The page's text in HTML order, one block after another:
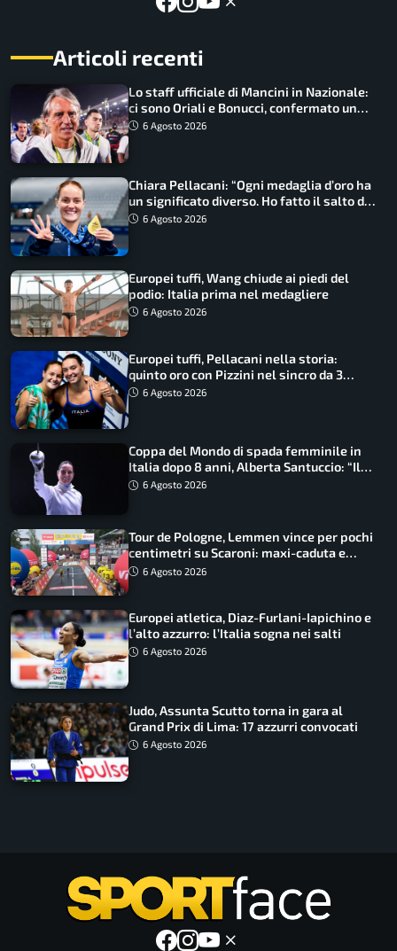
Articoli recenti
Lo staff ufficiale di Mancini in Nazionale:
ci sono Oriali e Bonucci, confermato un
ritorno
6 Agosto 2026
Chiara Pellacani: “Ogni medaglia d’oro ha
un significato diverso. Ho fatto il salto di
qualità”
6 Agosto 2026
Europei tuffi, Wang chiude ai piedi del
podio: Italia prima nel medagliere
6 Agosto 2026
Europei tuffi, Pellacani nella storia:
quinto oro con Pizzini nel sincro da 3
metri
6 Agosto 2026
Coppa del Mondo di spada femminile in
Italia dopo 8 anni, Alberta Santuccio: “Il
lavoro dà sempre i suoi frutti”
6 Agosto 2026
Tour de Pologne, Lemmen vince per pochi
centimetri su Scaroni: maxi-caduta e
tappa accorciata
6 Agosto 2026
Europei atletica, Diaz-Furlani-Iapichino e
l’alto azzurro: l’Italia sogna nei salti
6 Agosto 2026
Judo, Assunta Scutto torna in gara al
Grand Prix di Lima: 17 azzurri convocati
6 Agosto 2026